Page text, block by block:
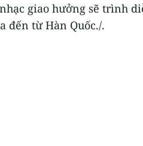
giao hưởng sẽ trình
đến từ Hàn Quốc./.